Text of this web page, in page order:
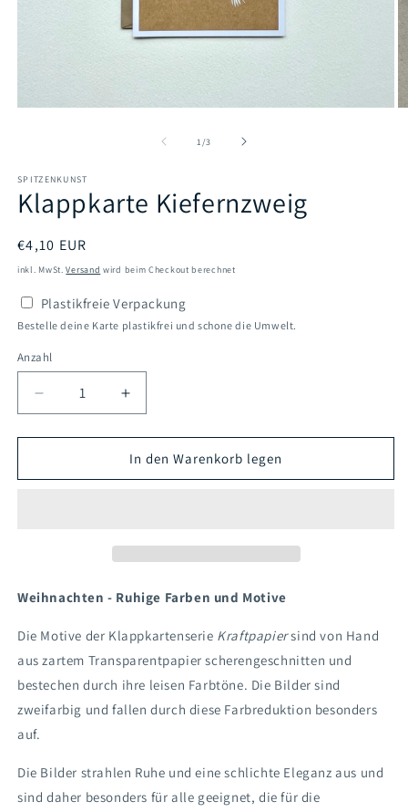
1 /von
3
SPITZENKUNST
Klappkarte Kiefernzweig
Normaler
Preis
€4,10 EUR
inkl. MwSt.Versand wird beim Checkout berechnet
Plastikfreie Verpackung
Bestelle deine Karte plastikfrei und schone die Umwelt.
Anzahl
Verringere
die
Menge
Klappkarte
Erhöhe
die
Menge
für
Klappkarte
In den Warenkorb legen
Weihnachten - Ruhige Farben und Motive
Die Motive der Klappkartenserie Kraftpapiersind von Hand
aus zartem Transparentpapier scherengeschnitten und
bestechen durch ihre leisen Farbtöne. Die Bilder sind
zweifarbig und fallen durch diese Farbreduktion besonders
auf.
Die Bilder strahlen Ruhe und eine schlichte Eleganz aus und
sind daher besonders für alle geeignet, die für die